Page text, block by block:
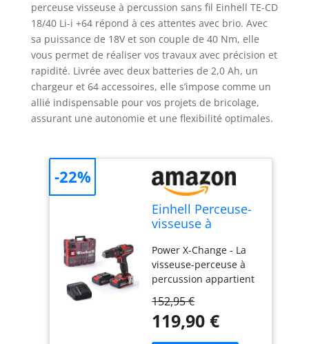
perceuse visseuse à percussion sans fil Einhell TE-CD
18/40 Li-i +64 répond à ces attentes avec brio. Avec
sa puissance de 18V et son couple de 40 Nm, elle
vous permet de réaliser vos travaux avec précision et
rapidité. Livrée avec deux batteries de 2,0 Ah, un
chargeur et 64 accessoires, elle s’impose comme un
allié indispensable pour vos projets de bricolage,
assurant une autonomie et une flexibilité optimales.
Einhell Perceuse-
visseuse à
18/40 Li-i +64
(2x2,0 Ah)
Power X-Change - La
visseuse-perceuse à
percussion appartient
Change, au sein de
laquelle chaque
152,95 €
119,90 €
-22%